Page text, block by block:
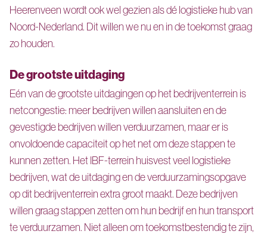
Heerenveen wordt ook wel gezien als dé logistieke hub van
Noord-Nederland. Dit willen we nu en in de toekomst graag
zo houden.
De grootste uitdaging
Eén van de grootste uitdagingen op het bedrijventerrein is
netcongestie: meer bedrijven willen aansluiten en de
gevestigde bedrijven willen verduurzamen, maar er is
onvoldoende capaciteit op het net om deze stappen te
kunnen zetten. Het IBF-terrein huisvest veel logistieke
bedrijven, wat de uitdaging en de verduurzamingsopgave
op dit bedrijventerrein extra groot maakt. Deze bedrijven
willen graag stappen zetten om hun bedrijf en hun transport
te verduurzamen. Niet alleen om toekomstbestendig te zijn,